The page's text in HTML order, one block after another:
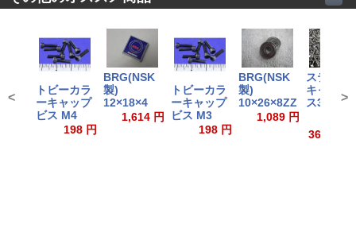
トビーカラ
ーキャップ
ビス M4
198 円
BRG(NSK
製)
12×18×4
1,614 円
トビーカラ
ーキャップ
ビス M3
198 円
BRG(NSK
製)
10×26×8ZZ
1,089 円
ステンレ
キャップ
ス3×10
366～
< >